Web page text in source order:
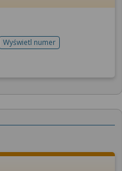
Wyświetl numertelefonu do rejestracji